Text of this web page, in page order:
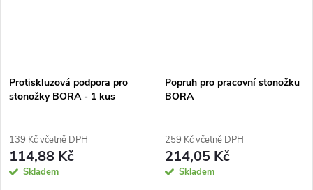
Protiskluzová podpora pro
stonožky BORA - 1 kus
139 Kč včetně DPH
114,88 Kč
Skladem
Popruh pro pracovní stonožku
BORA
259 Kč včetně DPH
214,05 Kč
Skladem